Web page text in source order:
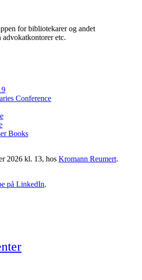
for bibliotekarer og andet
advokatkontorer etc.
Conference
Books
2026 kl. 13, hos Kromann Reumert.
på LinkedIn.